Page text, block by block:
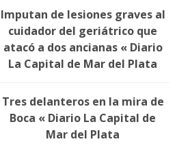
Imputan de lesiones graves al
cuidador del geriátrico que
atacó a dos ancianas « Diario
La Capital de Mar del Plata
Tres delanteros en la mira de
Boca « Diario La Capital de
Mar del Plata